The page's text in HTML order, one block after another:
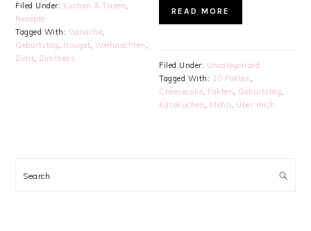
Filed Under: Kuchen & Torten,
Rezepte
Tagged With: Ganache,
Geburtstag, Nougat,Weihnachten ,
Zimt, Zimtkeks
READ MORE
Filed Under: Uncategorized
Tagged With: 10 Fakten,
Cheesecake, Fakten, Geburtstag,
Käsekuchen, Mohn, Über mich
SIDEBAR
Search